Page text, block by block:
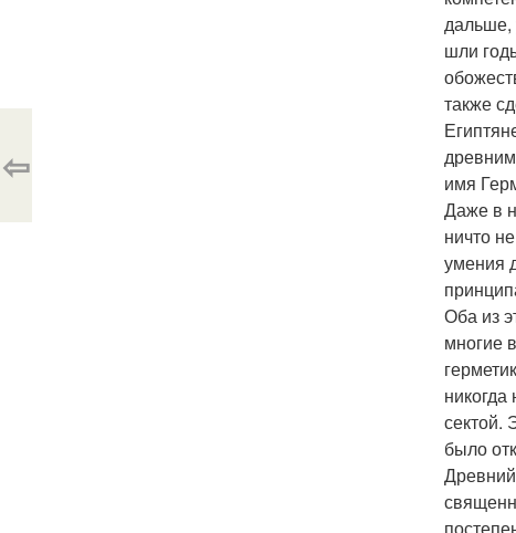
дальше,
шли
также
имя
Даже в
ничто
умения
Оба из
многие
сектой.
было
⇦